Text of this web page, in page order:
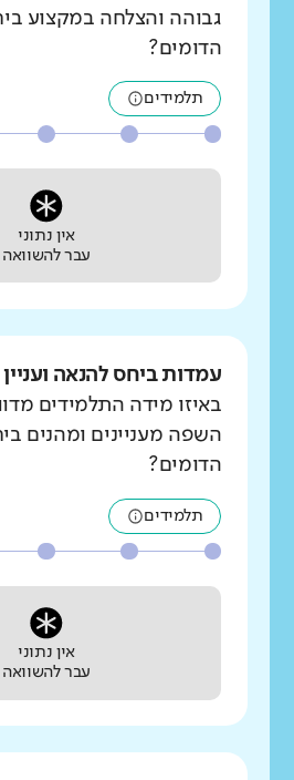
גבוהה והצלחה במקצוע
הדומים?
תלמידים
אין נתוני
עבר להשוואה
עמדות ביחס להנאה ועניין
באיזו מידה התלמידים
השפה מעניינים ומהנים
הדומים?
תלמידים
אין נתוני
עבר להשוואה